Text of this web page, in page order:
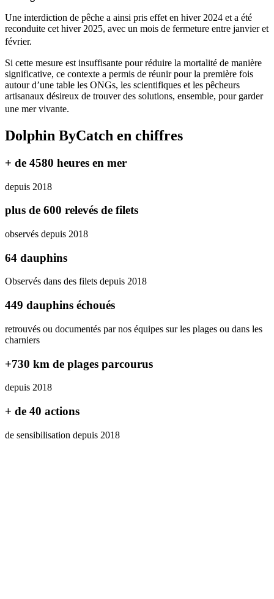
Une interdiction de pêche a ainsi pris effet en hiver 2024 et a été
reconduite cet hiver 2025, avec un mois de fermeture entre janvier et
février.
Si cette mesure est insuffisante pour réduire la mortalité de manière
significative, ce contexte a permis de réunir pour la première fois
autour d’une table les ONGs, les scientifiques et les pêcheurs
artisanaux désireux de trouver des solutions, ensemble, pour garder
une mer vivante.
Dolphin ByCatch en chiffres
+ de 4580 heures en mer
depuis 2018
plus de 600 relevés de filets
observés depuis 2018
64 dauphins
Observés dans des filets depuis 2018
449 dauphins échoués
retrouvés ou documentés par nos équipes sur les plages ou dans les
charniers
+730 km de plages parcourus
depuis 2018
+ de 40 actions
de sensibilisation depuis 2018